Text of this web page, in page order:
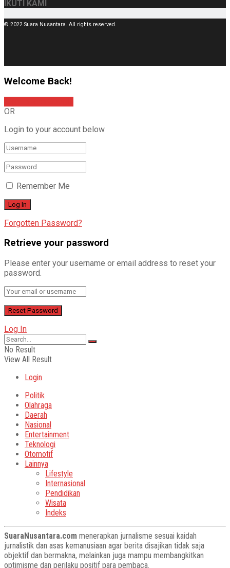
IKUTI KAMI
© 2022 Suara Nusantara. All rights reserved.
Welcome Back!
OR
Login to your account below
Remember Me
Forgotten Password?
Retrieve your password
Please enter your username or email address to reset your
password.
Log In
No Result
View All Result
Login
Politik
Olahraga
Daerah
Nasional
Entertainment
Teknologi
Otomotif
Lainnya
Lifestyle
Internasional
Pendidikan
Wisata
Indeks
SuaraNusantara.com menerapkan jurnalisme sesuai kaidah
jurnalistik dan asas kemanusiaan agar berita disajikan tidak saja
objektif dan bermakna, melainkan juga mampu membangkitkan
optimisme dan perilaku positif para pembaca.